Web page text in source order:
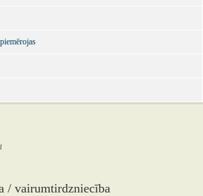
/ vairumtirdzniecība